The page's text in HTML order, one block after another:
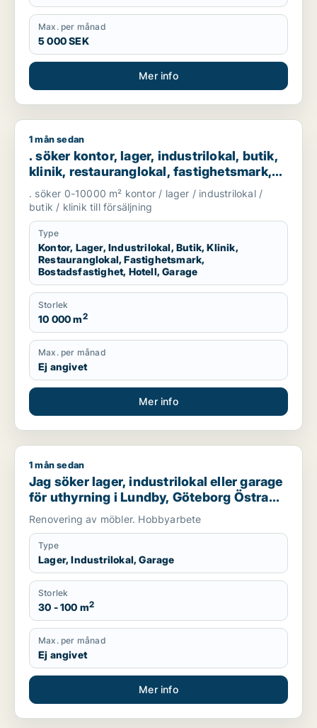
Max. per månad
5 000 SEK
Mer info
. söker kontor, lager, industrilokal, butik, klinik,
1 mån sedan
. söker kontor, lager, industrilokal, butik,
klinik, restauranglokal, fastighetsmark,
bostadsfastighet, hotell eller garage till
salu i Göteborg
. söker 0-10000 m² kontor / lager / industrilokal /
butik / klinik till försäljning
Type
Kontor, Lager, Industrilokal, Butik, Klinik,
Restauranglokal, Fastighetsmark,
Bostadsfastighet, Hotell, Garage
Storlek
10 000 m2
Max. per månad
Ej angivet
Mer info
Jag söker lager, industrilokal eller garage för uthyrning i
1 mån sedan
Jag söker lager, industrilokal eller garage
för uthyrning i Lundby, Göteborg Östra
eller Västra hisingen m.fl.
Renovering av möbler. Hobbyarbete
Type
Lager, Industrilokal, Garage
Storlek
30 - 100 m2
Max. per månad
Ej angivet
Mer info